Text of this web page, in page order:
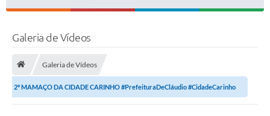
Galeria de Vídeos
Galeria de Vídeos
2º MAMAÇO DA CIDADE CARINHO #PrefeituraDeCláudio #CidadeCarinho